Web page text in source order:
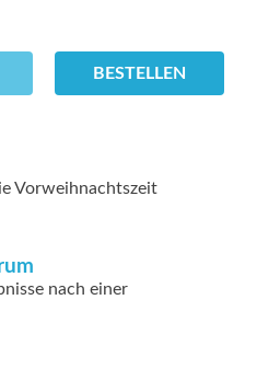
BESTELLEN
Vorweihnachtszeit
nach einer